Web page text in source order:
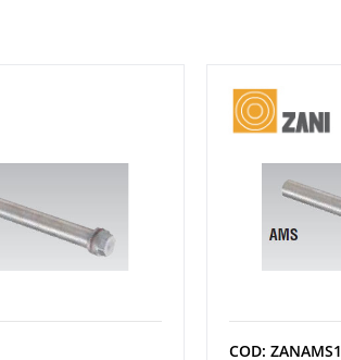
COD: ZANAMS1